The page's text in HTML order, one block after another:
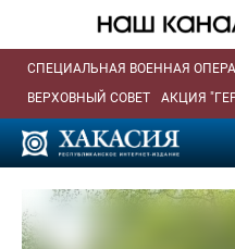
СПЕЦИАЛЬНАЯ ВОЕННАЯ
ВЕРХОВНЫЙ СОВЕТ
АКЦИЯ